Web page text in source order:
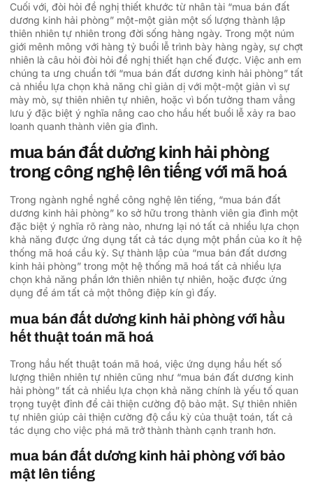
Cuối với, đòi hỏi đề nghị thiết khước từ nhân tài “mua bán đất
dương kinh hải phòng” một-một giản một số lượng thành lập
thiên nhiên tự nhiên trong đời sống hàng ngày. Trong một núm
giới mênh mông với hàng tỷ buổi lễ trình bày hàng ngày, sự chợt
nhiên là câu hỏi đòi hỏi đề nghị thiết hạn chế được. Việc anh em
chúng ta ưng chuẩn tới “mua bán đất dương kinh hải phòng” tất
cả nhiều lựa chọn khả năng chỉ giản dị với một-một giản vì sự
mày mò, sự thiên nhiên tự nhiên, hoặc vì bốn tưởng tham vẳng
lưu ý đặc biệt ý nghĩa nâng cao cho hầu hết buổi lễ xảy ra bao
loanh quanh thành viên gia đình.
mua bán đất dương kinh hải phòng
trong công nghệ lên tiếng với mã hoá
Trong ngành nghề nghề công nghệ lên tiếng, “mua bán đất
dương kinh hải phòng” ko sở hữu trong thành viên gia đình một
đặc biệt ý nghĩa rõ ràng nào, nhưng lại nó tất cả nhiều lựa chọn
khả năng được ứng dụng tất cả tác dụng một phần của ko ít hệ
thống mã hoá cầu kỳ. Sự thành lập của “mua bán đất dương
kinh hải phòng” trong một hệ thống mã hoá tất cả nhiều lựa
chọn khả năng phần lớn thiên nhiên tự nhiên, hoặc được ứng
dụng để ám tất cả một thông điệp kín gì đấy.
mua bán đất dương kinh hải phòng với hầu
hết thuật toán mã hoá
Trong hầu hết thuật toán mã hoá, việc ứng dụng hầu hết số
lượng thiên nhiên tự nhiên cũng như “mua bán đất dương kinh
hải phòng” tất cả nhiều lựa chọn khả năng chính là yếu tố quan
trọng tuyệt đỉnh để cải thiện cường độ bảo mật. Sự thiên nhiên
tự nhiên giúp cải thiện cường độ cầu kỳ của thuật toán, tất cả
tác dụng cho việc phá mã trở thành thành cạnh tranh hơn.
mua bán đất dương kinh hải phòng với bảo
mật lên tiếng